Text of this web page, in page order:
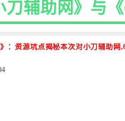
刀辅助网》与
：资源坑点揭秘本次对小刀辅助网